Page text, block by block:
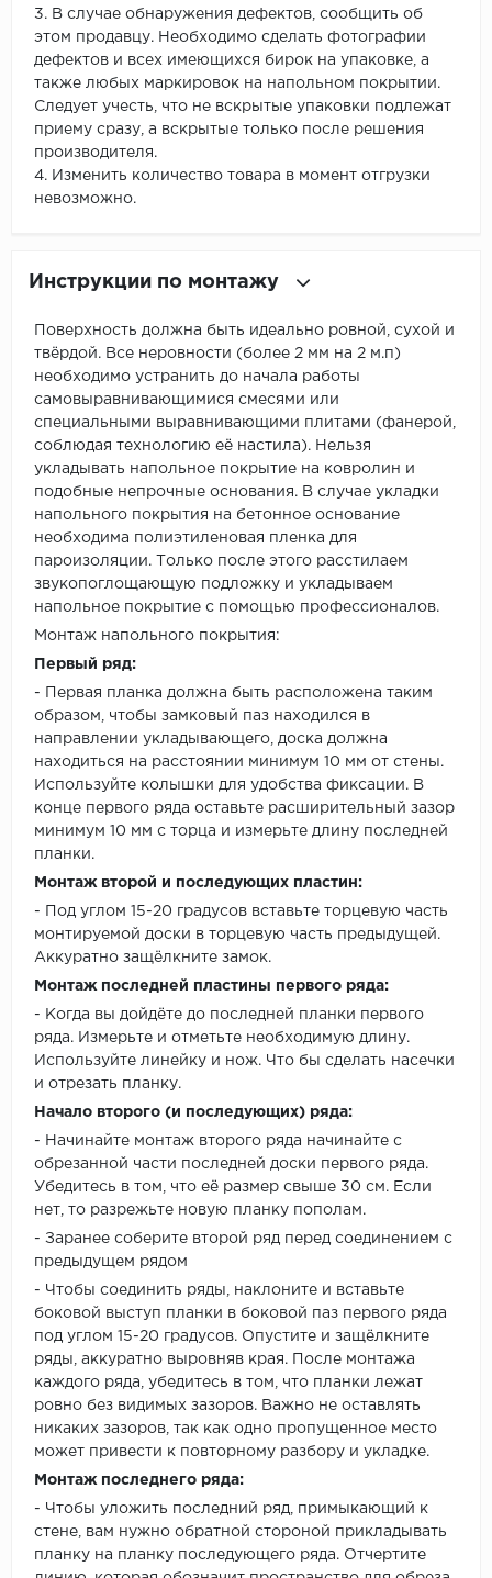
3. В случае обнаружения дефектов, сообщить об
этом продавцу. Необходимо сделать фотографии
дефектов и всех имеющихся бирок на упаковке, а
также любых маркировок на напольном покрытии.
Следует учесть, что не вскрытые упаковки подлежат
приему сразу, а вскрытые только после решения
производителя.
4. Изменить количество товара в момент отгрузки
невозможно.
Инструкции по монтажу
Поверхность должна быть идеально ровной, сухой и
твёрдой. Все неровности (более 2 мм на 2 м.п)
необходимо устранить до начала работы
самовыравнивающимися смесями или
специальными выравнивающими плитами (фанерой,
соблюдая технологию её настила). Нельзя
укладывать напольное покрытие на ковролин и
подобные непрочные основания. В случае укладки
напольного покрытия на бетонное основание
необходима полиэтиленовая пленка для
пароизоляции. Только после этого расстилаем
звукопоглощающую подложку и укладываем
напольное покрытие с помощью профессионалов.
Монтаж напольного покрытия:
Первый ряд:
- Первая планка должна быть расположена таким
образом, чтобы замковый паз находился в
направлении укладывающего, доска должна
находиться на расстоянии минимум 10 мм от стены.
Используйте колышки для удобства фиксации. В
конце первого ряда оставьте расширительный зазор
минимум 10 мм с торца и измерьте длину последней
планки.
Монтаж второй и последующих пластин:
- Под углом 15-20 градусов вставьте торцевую часть
монтируемой доски в торцевую часть предыдущей.
Аккуратно защёлкните замок.
Монтаж последней пластины первого ряда:
- Когда вы дойдёте до последней планки первого
ряда. Измерьте и отметьте необходимую длину.
Используйте линейку и нож. Что бы сделать насечки
и отрезать планку.
Начало второго (и последующих) ряда:
- Начинайте монтаж второго ряда начинайте с
обрезанной части последней доски первого ряда.
Убедитесь в том, что её размер свыше 30 см. Если
нет, то разрежьте новую планку пополам.
- Заранее соберите второй ряд перед соединением с
предыдущем рядом
- Чтобы соединить ряды, наклоните и вставьте
боковой выступ планки в боковой паз первого ряда
под углом 15-20 градусов. Опустите и защёлкните
ряды, аккуратно выровняв края. После монтажа
каждого ряда, убедитесь в том, что планки лежат
ровно без видимых зазоров. Важно не оставлять
никаких зазоров, так как одно пропущенное место
может привести к повторному разбору и укладке.
Монтаж последнего ряда:
- Чтобы уложить последний ряд, примыкающий к
стене, вам нужно обратной стороной прикладывать
планку на планку последующего ряда. Отчертите